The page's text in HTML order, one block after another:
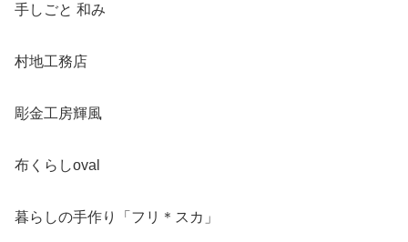
手しごと 和み
村地工務店
彫金工房輝風
布くらしoval
暮らしの手作り「フリ＊スカ」